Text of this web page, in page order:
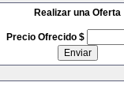
Realizar una Oferta
Precio Ofrecido $